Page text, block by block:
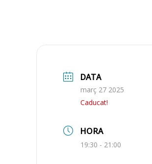
DATA
març 27 2025
Caducat!
HORA
19:30 - 21:00